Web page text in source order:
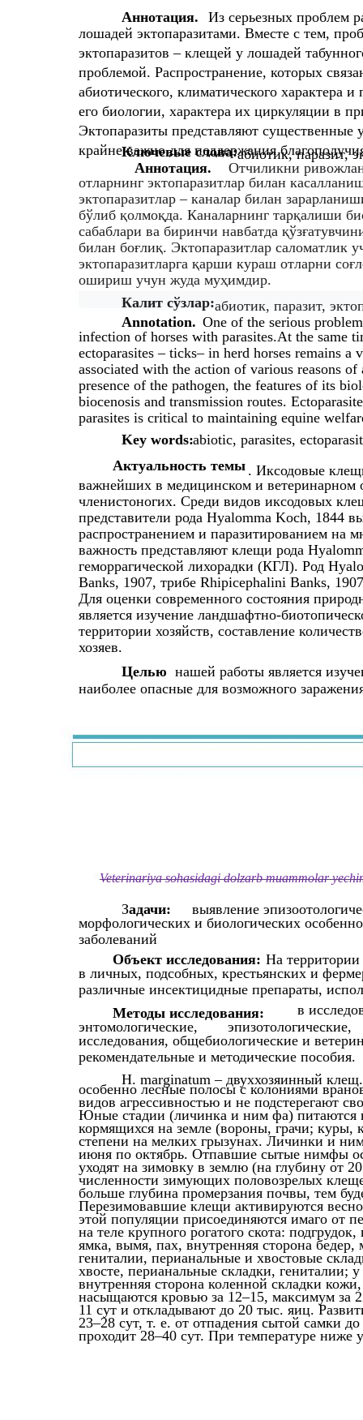
Аннотация.
Из серьезных проблем
лошадей эктопаразитами. Вместе с тем,
эктопаразитов – клещей у лошадей
проблемой. Распространение, которых
абиотического, климатического характера
его биологии, характера их циркуляции в
Эктопаразиты представляют существенные
крайне важно для поддержания
Ключевые слова:абиотик, паразит,
Аннотация.
Отчиликни
отларнинг эктопаразитлар билан
эктопаразитлар – каналар билан
бўлиб қолмоқда. Каналарнинг тарқалиши
сабаблари ва биринчи навбатда
билан боғлиқ. Эктопаразитлар саломатлик
эктопаразитларга қарши кураш отларни
ошириш учун жуда муҳимдир.
Калит сўзлар:абиотик, паразит,
Annotation. One of the serious
infection of horses with parasites.At the same
ectoparasites – ticks– in herd horses remains
associated with the action of various reasons
presence of the pathogen, the features of its
biocenosis and transmission routes.
parasites is critical to maintaining equine
Key words:abiotic, parasites,
Актуальность темы . Иксодовые
важнейших в медицинском и ветеринарном
членистоногих. Среди видов иксодовых
представители рода Hyalomma Koch, 1844
распространением и паразитированием
важность представляют клещи рода
геморрагической лихорадки (КГЛ). Род
Banks, 1907, трибе Rhipicephalini Banks,
Для оценки современного состояния
является изучение ландшафтно-
территории хозяйств, составление
хозяев.
Целью нашей работы является
наиболее опасные для возможного
Veterinariya sohasidagi dolzarb muammolar
Задачи:
выявление
морфологических и биологических
заболеваний
Объект исследования: На территории
в личных, подсобных, крестьянских и
различные инсектицидные препараты,
Методы исследования:
в
энтомологические,
эпизотологические,
исследования, общебиологические и
рекомендательные и методические пособия.
H. marginatum – двуххозяинный
особенно лесные полосы с колониями
видов агрессивностью и не подстерегают
Юные стадии (личинка и ним фа) питаются
кормящихся на земле (вороны, грачи;
степени на мелких грызунах. Личинки и
июня по октябрь. Отпавшие сытые нимфы
уходят на зимовку в землю (на глубину от
численности зимующих половозрелых
больше глубина промерзания почвы, тем
Перезимовавшие клещи активируются
этой популяции присоединяются имаго от
на теле крупного рогатого скота:
ямка, вымя, пах, внутренняя сторона
гениталии, перианальные и хвостовые
хвосте, перианальные складки, гениталии;
внутренняя сторона коленной складки
насыщаются кровью за 12–15, максимум за
11 сут и откладывают до 20 тыс. яиц.
23–28 сут, т. е. от отпадения сытой самки
проходит 28–40 сут. При температуре ниже